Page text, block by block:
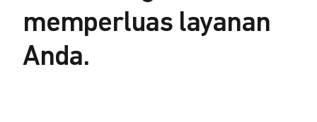
memperluas layanan
Anda.